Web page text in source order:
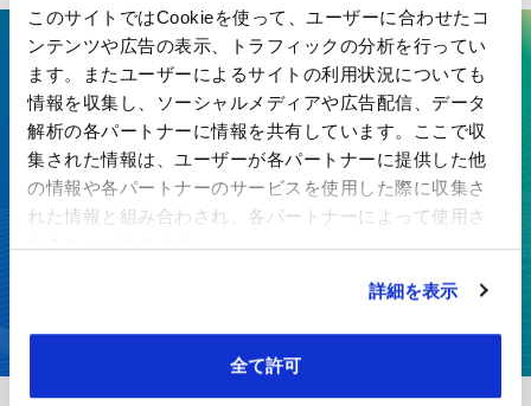
このサイトではCookieを使って、ユーザーに合わせたコ
ンテンツや広告の表示、トラフィックの分析を行ってい
ます。またユーザーによるサイトの利用状況についても
情報を収集し、ソーシャルメディアや広告配信、データ
解析の各パートナーに情報を共有しています。ここで収
集された情報は、ユーザーが各パートナーに提供した他
の情報や各パートナーのサービスを使用した際に収集さ
れた情報と組み合わされ、各パートナーによって使用さ
れることがあります。
詳細を表示
全て許可
ここにしかない技術で、最先端の
価値を生み出す
特殊紙・高機能フィルムを、開発から製造まで一貫対応